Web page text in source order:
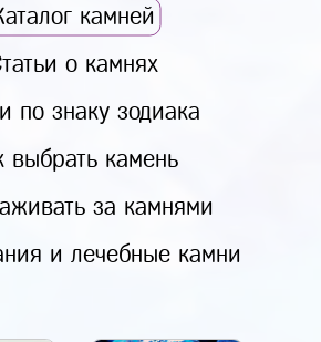
камней
о камнях
по знаку зодиака
выбрать камень
за камнями
и лечебные камни